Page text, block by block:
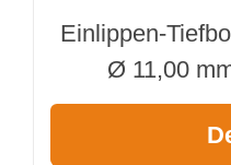
Einlippen-
Ø 11,00